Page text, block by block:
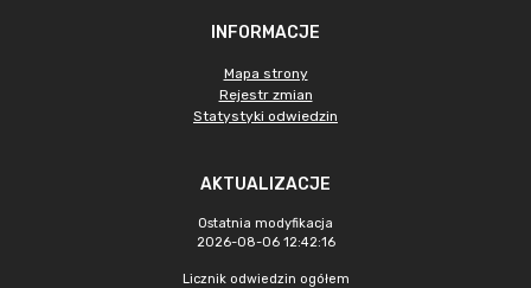
INFORMACJE
Mapa strony
Rejestr zmian
Statystyki odwiedzin
AKTUALIZACJE
Ostatnia modyfikacja
2026-08-06 12:42:16
Licznik odwiedzin ogółem